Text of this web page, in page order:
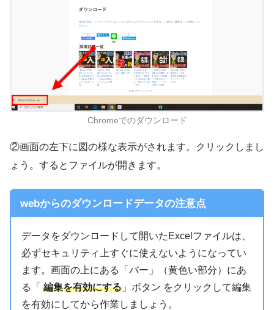
Chromeでのダウンロード
②画面の左下に図の様な表示がされます。クリックしまし
ょう。するとファイルが開きます。
webからのダウンロードデータの注意点
データをダウンロードして開いたExcelファイルは、
必ずセキュリティ上すぐに使えないようになってい
ます。画面の上にある「バー」（黄色い部分）にあ
る「編集を有効にする 」ボタン をクリックして編集
を有効にしてから作業しましょう。